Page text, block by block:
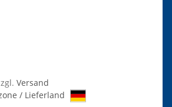
Versand
/ Lieferland